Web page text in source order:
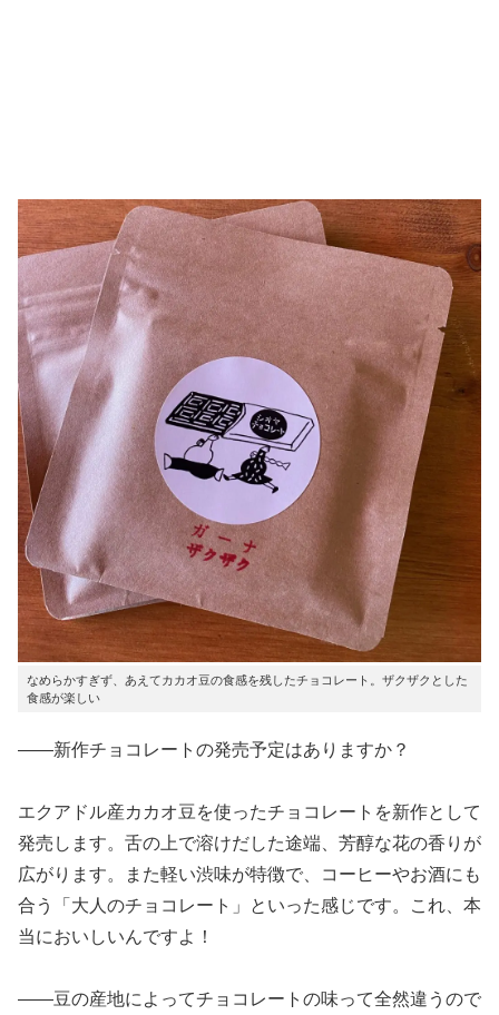
なめらかすぎず、あえてカカオ豆の食感を残したチョコレート。ザクザクとした
食感が楽しい
――新作チョコレートの発売予定はありますか？
エクアドル産カカオ豆を使ったチョコレートを新作として
発売します。舌の上で溶けだした途端、芳醇な花の香りが
広がります。また軽い渋味が特徴で、コーヒーやお酒にも
合う「大人のチョコレート」といった感じです。これ、本
当においしいんですよ！
――豆の産地によってチョコレートの味って全然違うので